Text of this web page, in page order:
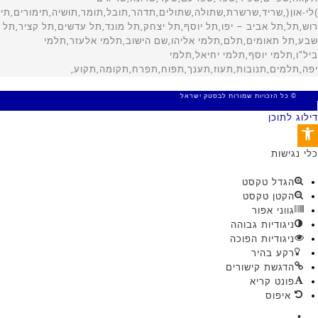
© כל הזכויות שמורות לבסטק ישראל
דילוג לתוכן
פתח סרגל נגישות
כלי נגישות
הגדל טקסט
הקטן טקסט
גווני אפור
ניגודיות גבוהה
ניגודיות הפוכה
רקע בהיר
הדגשת קישורים
פונט קריא
איפוס